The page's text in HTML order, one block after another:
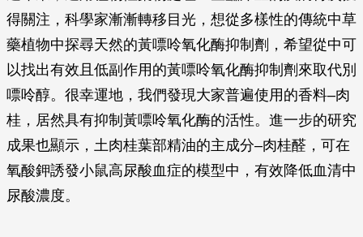
得關注，科學家漸漸轉移目光，想從多樣性的傳統中草
藥植物中探尋天然的黃嘌呤氧化酶抑制劑，希望從中可
以找出有效且低副作用的黃嘌呤氧化酶抑制劑來取代別
嘌呤醇。很幸運地，我們發現大家普遍使用的香料–肉
桂，居然具有抑制黃嘌呤氧化酶的活性。進一步的研究
成果也顯示，土肉桂葉部精油的主成分–肉桂醛，可在
氧酸鉀誘發小鼠高尿酸血症的模型中，有效降低血清中
尿酸濃度。